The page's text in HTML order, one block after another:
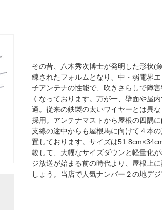
その昔、八木秀次博士が発明した形状(
練されたフォルムとなり、中・弱電界
子アンテナの性能で、吹きさらしで障
くなっております。万が一、壁面や屋
適。従来の鉄製の太いワイヤーとは異
採用。アンテナマストから屋根の四隅
支線の途中からも屋根馬に向けて４本
置しております。サイズは
較して、大幅なサイズダウンと軽量化
ジ放送が始まる前の時代より、屋根上
しょう。当店で人気ナンバー２の地デ